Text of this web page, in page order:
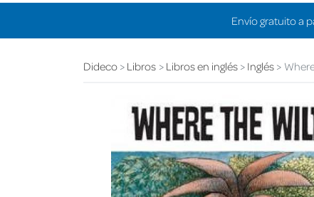
Envío gratuito a
Dideco Libros Libros en inglés Inglés